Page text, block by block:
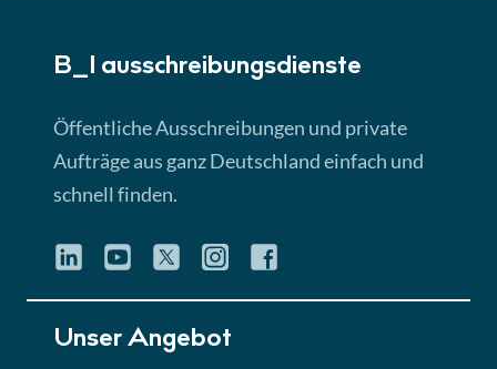
Lektion 3
► 4:31 Min
Quiz
Eignung im Vergabeverfahren
B_I ausschreibungs­dienste
Öffentliche Ausschreibungen und private
Aufträge aus ganz Deutschland einfach und
schnell finden.
Unser Angebot